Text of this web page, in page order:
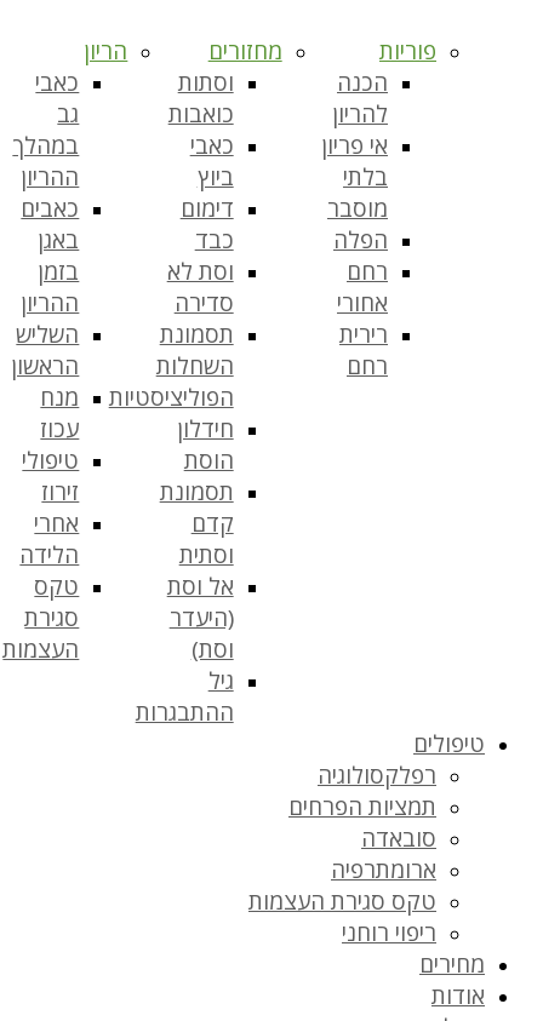
פוריות
הכנה
להריון
אי פריון
בלתי
מוסבר
הפלה
רחם
אחורי
רירית
רחם
מחזורים
וסתות
כואבות
כאבי
ביוץ
דימום
כבד
וסת לא
סדירה
תסמונת
השחלות
הפוליציסטיות
חידלון
הוסת
תסמונת
קדם
וסתית
אל וסת
(היעדר
וסת)
גיל
ההתבגרות
הריון
כאבי
גב
במהלך
ההריון
כאבים
באגן
בזמן
ההריון
השליש
הראשון
מנח
עכוז
טיפולי
זירוז
אחרי
הלידה
טקס
סגירת
העצמות
טיפולים
רפלקסולוגיה
תמציות הפרחים
סובאדה
ארומתרפיה
טקס סגירת העצמות
ריפוי רוחני
מחירים
אודות